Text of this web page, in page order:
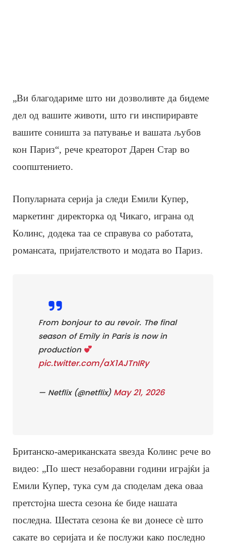
„Ви благодариме што ни дозволивте да бидеме
дел од вашите животи, што ги инспириравте
вашите соништа за патување и вашата љубов
кон Париз“, рече креаторот Дарен Стар во
соопштението.
Популарната серија ја следи Емили Купер,
маркетинг директорка од Чикаго, играна од
Колинс, додека таа се справува со работата,
романсата, пријателството и модата во Париз.
From bonjour to au revoir. The final
season of Emily in Paris is now in
production
pic.twitter.com/aX1AJTnIRy
— Netflix (@netflix) May 21, 2026
Британско-американската ѕвезда Колинс рече во
видео: „По шест незаборавни години играјќи ја
Емили Купер, тука сум да споделам дека оваа
претстојна шеста сезона ќе биде нашата
последна. Шестата сезона ќе ви донесе сè што
сакате во серијата и ќе послужи како последно